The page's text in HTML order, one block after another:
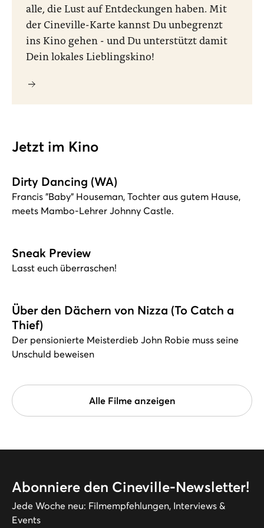
alle, die Lust auf Entdeckungen haben. Mit
der Cineville-Karte kannst Du unbegrenzt
ins Kino gehen - und Du unterstützt damit
Dein lokales Lieblingskino!
Jetzt im Kino
Dirty Dancing (WA)
Francis "Baby" Houseman, Tochter aus gutem Hause,
meets Mambo-Lehrer Johnny Castle.
Sneak Preview
Lasst euch überraschen!
Über den Dächern von Nizza (To Catch a
Thief)
Der pensionierte Meisterdieb John Robie muss seine
Unschuld beweisen
Alle Filme anzeigen
Abonniere den Cineville-Newsletter!
Jede Woche neu: Filmempfehlungen, Interviews &
Events